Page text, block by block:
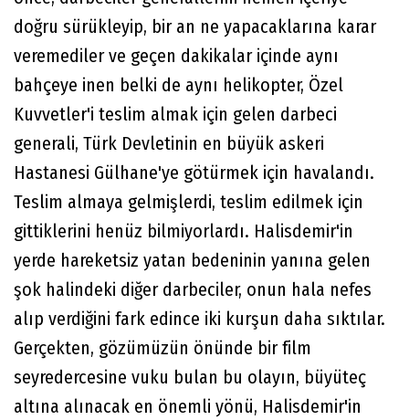
doğru sürükleyip, bir an ne yapacaklarına karar
veremediler ve geçen dakikalar içinde aynı
bahçeye inen belki de aynı helikopter, Özel
Kuvvetler'i teslim almak için gelen darbeci
generali, Türk Devletinin en büyük askeri
Hastanesi Gülhane'ye götürmek için havalandı.
Teslim almaya gelmişlerdi, teslim edilmek için
gittiklerini henüz bilmiyorlardı. Halisdemir'in
yerde hareketsiz yatan bedeninin yanına gelen
şok halindeki diğer darbeciler, onun hala nefes
alıp verdiğini fark edince iki kurşun daha sıktılar.
Gerçekten, gözümüzün önünde bir film
seyredercesine vuku bulan bu olayın, büyüteç
altına alınacak en önemli yönü, Halisdemir'in